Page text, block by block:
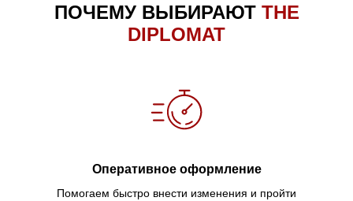
ПОЧЕМУ ВЫБИРАЮТ THE
DIPLOMAT
Оперативное оформление
Помогаем быстро внести изменения и пройти